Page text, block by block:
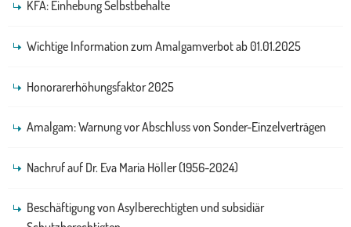
KFA: Einhebung Selbstbehalte
Wichtige Information zum Amalgamverbot ab 01.01.2025
Honorarerhöhungsfaktor 2025
Amalgam: Warnung vor Abschluss von Sonder-Einzelverträgen
Nachruf auf Dr. Eva Maria Höller (1956-2024)
Beschäftigung von Asylberechtigten und subsidiär